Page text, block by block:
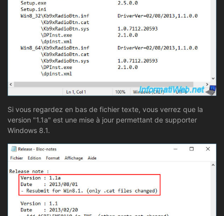
Si vous regardez en bas de fichier texte, vous verrez que la
version "1.1a" est une mise à jour permettant de supporter
Windows 8.1.